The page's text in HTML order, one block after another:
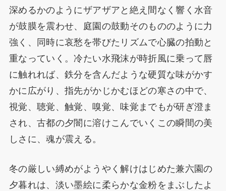
深めるかのようにザアザアと絶え間なく響く水音
が鼓膜を震わせ、庭園の鼓動そのもののように力
強く、同時に哀愁を帯びたリズムで心臓の拍動と
重なっていく。冷たい水飛沫が時折風に乗って唇
に触れれば、鉄分を含んだような硬質な味がかす
かに広がり、指先がかじかむほどの寒さの中で、
視覚、聴覚、触覚、嗅覚、味覚までもが研ぎ澄ま
され、古都の夕闇に溶けこんでいくこの瞬間の美
しさに、魂が震える。
冬の厳しい縛めがようやく解けはじめた兼六園の
夕暮れは、淡い墨絵に柔らかな金粉をまぶしたよ